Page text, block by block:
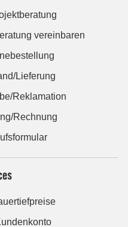
vereinbaren
Lieferung
Reklamation
Rechnung